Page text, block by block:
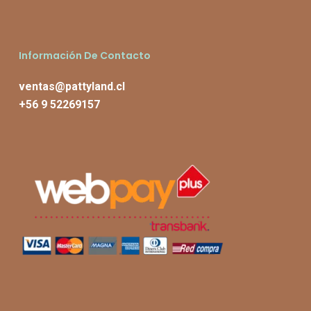
Información De Contacto
ventas@pattyland.cl
+56 9 52269157